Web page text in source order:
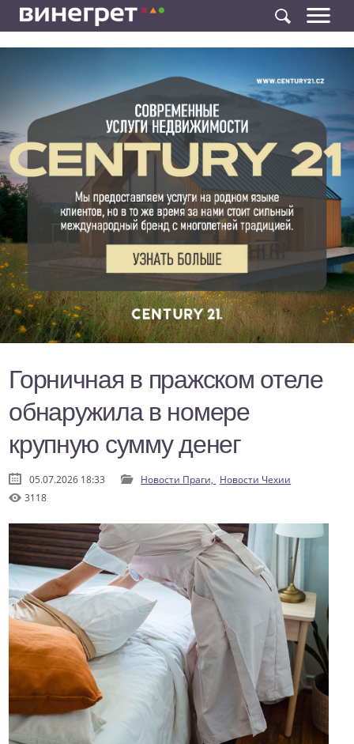
Горничная в пражском отеле
обнаружила в номере
крупную сумму денег
05.07.2026 18:33 Новости Праги, Новости Чехии
3118